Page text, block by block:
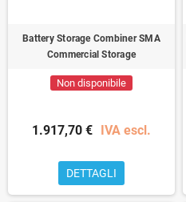
Battery Storage Combiner SMA
Commercial Storage
Non disponibile
1.917,70 € IVA escl.
DETTAGLI